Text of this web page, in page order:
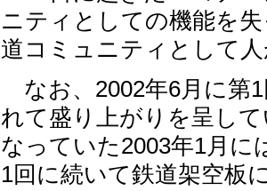
ニティとしての機能を
道コミュニティとして
なお、2002年6月に第
れて盛り上がりを呈し
なっていた2003年1月に
1回に続いて鉄道架空板